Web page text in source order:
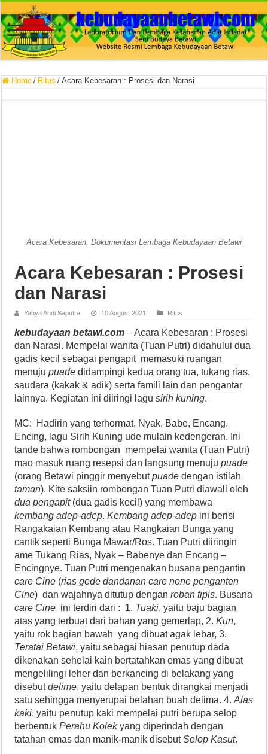
Home / Ritus / Acara Kebesaran : Prosesi dan Narasi
Acara Kebesaran, Dokumentasi Lembaga Kebudayaan Betawi
Acara Kebesaran : Prosesi
dan Narasi
Yahya Andi Saputra 10 August 2021 Ritus
kebudayaan betawi.com – Acara Kebesaran : Prosesi
dan Narasi. Mempelai wanita (Tuan Putri) didahului dua
gadis kecil sebagai pengapit memasuki ruangan
menujupuade didampingi kedua orang tua, tukang rias,
saudara (kakak & adik) serta famili lain dan pengantar
lainnya. Kegiatan ini diiringi lagusirih kuning.
MC: Hadirin yang terhormat, Nyak, Babe, Encang,
Encing, lagu Sirih Kuning ude mulain kedengeran. Ini
tande bahwa rombongan mempelai wanita (Tuan Putri)
mao masuk ruang resepsi dan langsung menujupuade
(orang Betawi pinggir menyebutpuade dengan istilah
taman). Kite saksiin rombongan Tuan Putri diawali oleh
dua pengapit(dua gadis kecil) yang membawa
kembang adep-adep.Kembang adep-adep ini berisi
Rangakaian Kembang atau Rangkaian Bunga yang
cantik seperti Bunga Mawar/Ros. Tuan Putri diiringin
ame Tukang Rias, Nyak – Babenye dan Encang –
Encingnye. Tuan Putri mengenakan busana pengantin
care Cine (rias gede dandanan care none penganten
Cine) dan wajahnya ditutup denganroban tipis. Busana
care Cine ini terdiri dari : 1. Tuaki, yaitu baju bagian
atas yang terbuat dari bahan yang gemerlap, 2.Kun,
yaitu rok bagian bawah yang dibuat agak lebar, 3.
Teratai Betawi, yaitu sebagai hiasan penutup dada
dikenakan sehelai kain bertatahkan emas yang dibuat
mengelilingi leher dan berkancing di belakang yang
disebutdelime, yaitu delapan bentuk dirangkai menjadi
satu sehingga menyerupai belahan buah delima. 4.Alas
kaki, yaitu penutup kaki mempelai putri berupa selop
berbentukPerahu Kolekyang diperindah dengan
tatahan emas dan manik-manik disebutSelop Kasut.